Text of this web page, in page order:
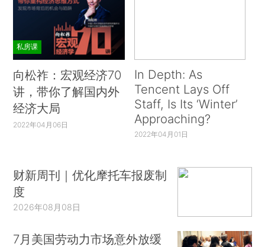
私房课
向松祚：宏观经济70
讲，带你了解国内外
经济大局
2022年04月06日
In Depth: As
Tencent Lays Off
Staff, Is Its ‘Winter’
Approaching?
2022年04月01日
财新周刊｜优化摩托车报废制
度
2026年08月08日
7月美国劳动力市场意外放缓